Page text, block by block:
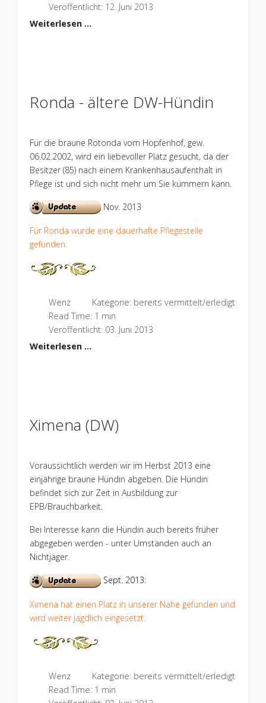
Veröffentlicht: 12. Juni 2013
Weiterlesen …
Ronda - ältere DW-Hündin
Für die braune Rotonda vom Hopfenhof, gew.
06.02.2002, wird ein liebevoller Platz gesucht, da der
Besitzer (85) nach einem Krankenhausaufenthalt in
Pflege ist und sich nicht mehr um Sie kümmern kann.
Nov. 2013
Für Ronda wurde eine dauerhafte Pflegestelle
gefunden.
Wenz Kategorie: bereits vermittelt/erledigt
Read Time: 1 min
Veröffentlicht: 03. Juni 2013
Weiterlesen …
Ximena (DW)
Voraussichtlich werden wir im Herbst 2013 eine
einjährige braune Hündin abgeben. Die Hündin
befindet sich zur Zeit in Ausbildung zur
EPB/Brauchbarkeit.
Bei Interesse kann die Hündin auch bereits früher
abgegeben werden - unter Umständen auch an
Nichtjäger.
Sept. 2013:
Ximena hat einen Platz in unserer Nähe gefunden und
wird weiter jagdlich eingesetzt.
Wenz Kategorie: bereits vermittelt/erledigt
Read Time: 1 min